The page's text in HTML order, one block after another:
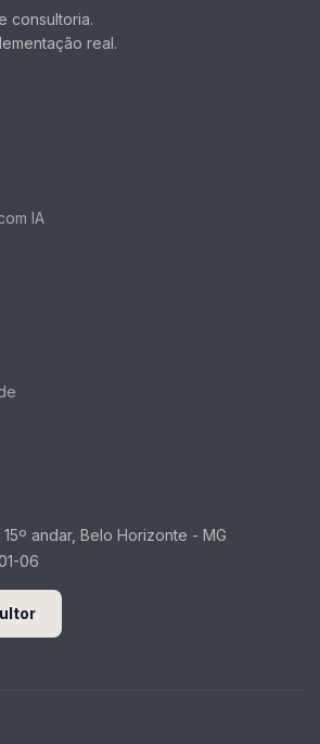
consultoria.
real.
IA
andar, Belo Horizonte - MG
06